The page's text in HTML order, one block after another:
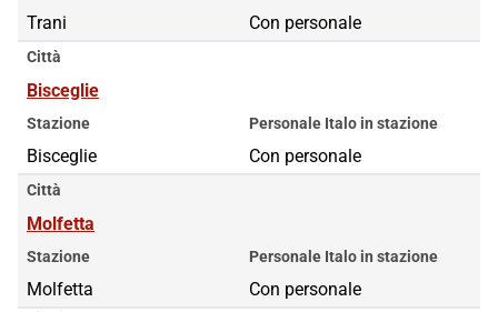
Trani Con personale
Città
Bisceglie
Stazione
Bisceglie
Personale Italo in stazione
Con personale
Città
Molfetta
Stazione
Molfetta
Personale Italo in stazione
Con personale